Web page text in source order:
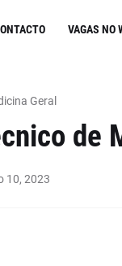
VAGAS NO
Geral
de
10, 2023